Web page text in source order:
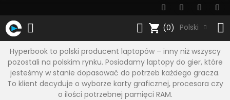
shopping_cart (0) Polski
Hyperbook to polski producent laptopów – inny niż wszyscy
pozostali na polskim rynku. Posiadamy laptopy do gier, które
jesteśmy w stanie dopasować do potrzeb każdego gracza.
To klient decyduje o wyborze karty graficznej, procesora czy
o ilości potrzebnej pamięci RAM.